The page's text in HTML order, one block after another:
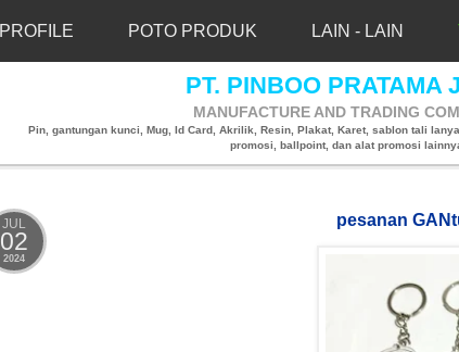
PROFILE POTO PRODUK LAIN - LAIN
PT. PINBOO PRATAMA
MANUFACTURE AND TRADING
Pin, gantungan kunci, Mug, Id Card, Akrilik, Resin, Plakat, Karet, sablon tali
promosi, ballpoint, dan alat promosi
JUL
02
2024
pesanan